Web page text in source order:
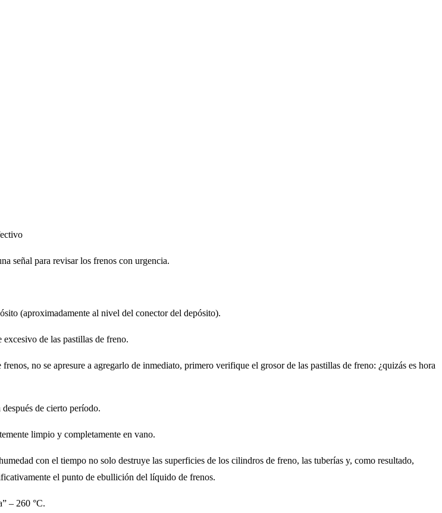
señal para revisar los frenos con urgencia.
(aproximadamente al nivel del conector del depósito).
de las pastillas de freno.
no se apresure a agregarlo de inmediato, primero verifique el grosor de las pastillas de freno: ¿quizás es hora
de cierto período.
limpio y completamente en vano.
con el tiempo no solo destruye las superficies de los cilindros de freno, las tuberías y, como resultado,
el punto de ebullición del líquido de frenos.
– 260 °C.